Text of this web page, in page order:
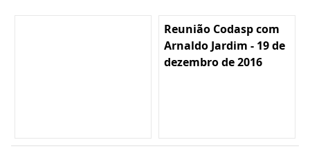
Reunião Codasp com
Arnaldo Jardim - 19 de
dezembro de 2016